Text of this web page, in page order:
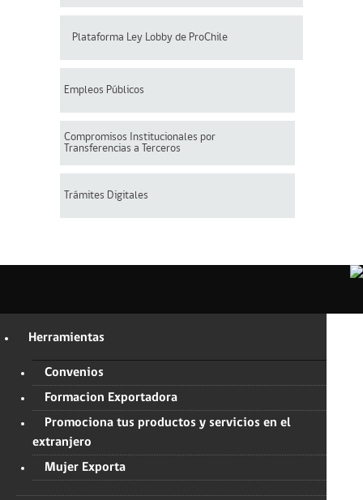
Plataforma Ley Lobby de ProChile
Empleos Públicos
Compromisos Institucionales por
Transferencias a Terceros
Trámites Digitales
Herramientas
Convenios
Formacion Exportadora
Promociona tus productos y servicios en el
extranjero
Mujer Exporta